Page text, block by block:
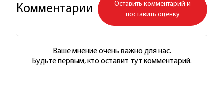
Комментарии
Оставить комментарий и
поставить оценку
Ваше мнение очень важно для нас.
Будьте первым, кто оставит тут комментарий.